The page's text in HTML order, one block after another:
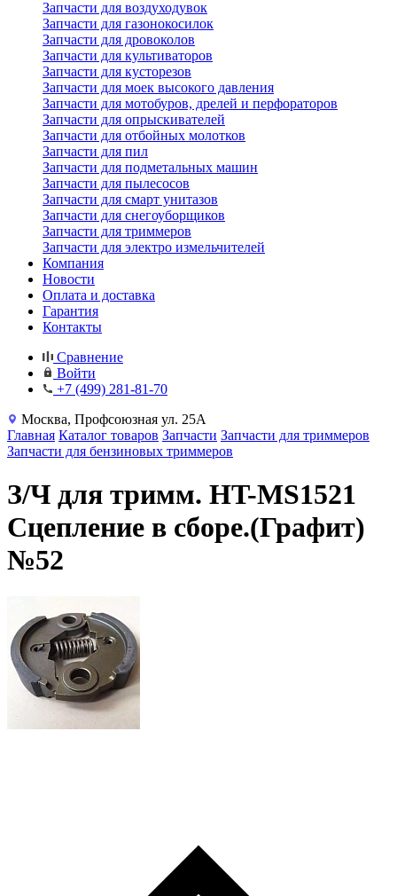
Запчасти для воздуходувок
Запчасти для газонокосилок
Запчасти для дровоколов
Запчасти для культиваторов
Запчасти для кусторезов
Запчасти для моек высокого давления
Запчасти для мотобуров, дрелей и перфораторов
Запчасти для опрыскивателей
Запчасти для отбойных молотков
Запчасти для пил
Запчасти для подметальных машин
Запчасти для пылесосов
Запчасти для смарт унитазов
Запчасти для снегоуборщиков
Запчасти для триммеров
Запчасти для электро измельчителей
Компания
Новости
Оплата и доставка
Гарантия
Контакты
Сравнение
Войти
+7 (499) 281-81-70
Москва, Профсоюзная ул. 25А
Главная Каталог товаров Запчасти Запчасти для триммеров
Запчасти для бензиновых триммеров
З/Ч для тримм. HT-MS1521
Сцепление в сборе.(Графит)
№52